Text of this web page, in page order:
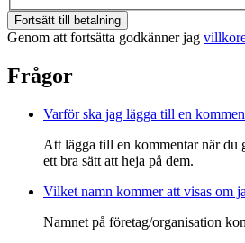
Fortsätt till betalning
Genom att fortsätta godkänner jag
Frågor
Varför ska jag lägga till en
Att lägga till en kommentar när du
ett bra sätt att heja på dem.
Vilket namn kommer att visas om
Namnet på företag/organisation